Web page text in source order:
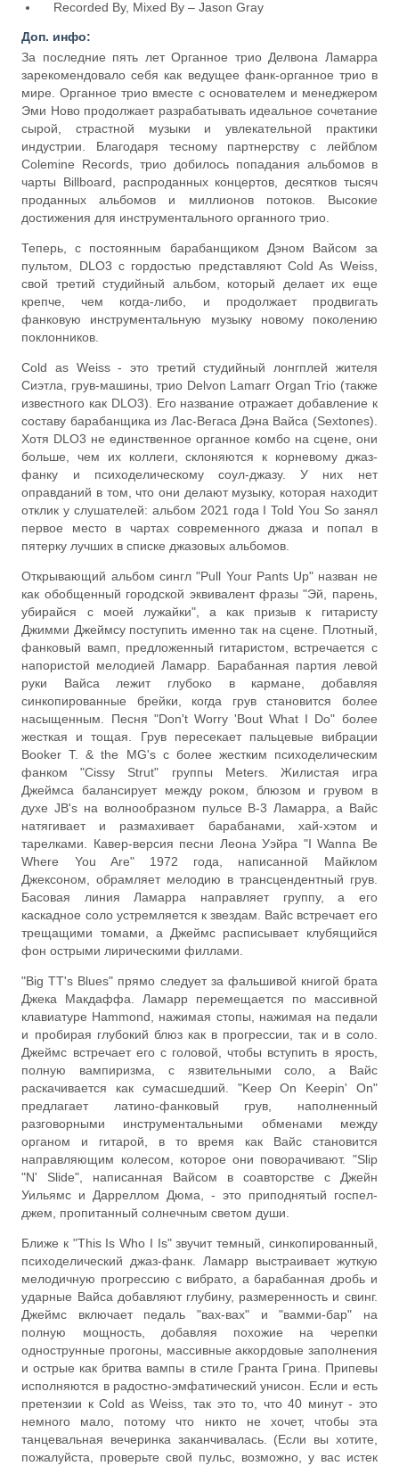
Recorded By, Mixed By – Jason Gray
Доп. инфо:
За последние пять лет Органное трио Делвона Ламарра
зарекомендовало себя как ведущее фанк-органное трио в
мире. Органное трио вместе с основателем и менеджером
Эми Ново продолжает разрабатывать идеальное сочетание
сырой, страстной музыки и увлекательной практики
индустрии. Благодаря тесному партнерству с лейблом
Colemine Records, трио добилось попадания альбомов в
чарты Billboard, распроданных концертов, десятков тысяч
проданных альбомов и миллионов потоков. Высокие
достижения для инструментального органного трио.
Теперь, с постоянным барабанщиком Дэном Вайсом за
пультом, DLO3 с гордостью представляют Cold As Weiss,
свой третий студийный альбом, который делает их еще
крепче, чем когда-либо, и продолжает продвигать
фанковую инструментальную музыку новому поколению
поклонников.
Cold as Weiss - это третий студийный лонгплей жителя
Сиэтла, грув-машины, трио Delvon Lamarr Organ Trio (также
известного как DLO3). Его название отражает добавление к
составу барабанщика из Лас-Вегаса Дэна Вайса (Sextones).
Хотя DLO3 не единственное органное комбо на сцене, они
больше, чем их коллеги, склоняются к корневому джаз-
фанку и психоделическому соул-джазу. У них нет
оправданий в том, что они делают музыку, которая находит
отклик у слушателей: альбом 2021 года I Told You So занял
первое место в чартах современного джаза и попал в
пятерку лучших в списке джазовых альбомов.
Открывающий альбом сингл "Pull Your Pants Up" назван не
как обобщенный городской эквивалент фразы "Эй, парень,
убирайся с моей лужайки", а как призыв к гитаристу
Джимми Джеймсу поступить именно так на сцене. Плотный,
фанковый вамп, предложенный гитаристом, встречается с
напористой мелодией Ламарр. Барабанная партия левой
руки Вайса лежит глубоко в кармане, добавляя
синкопированные брейки, когда грув становится более
насыщенным. Песня "Don't Worry 'Bout What I Do" более
жесткая и тощая. Грув пересекает пальцевые вибрации
Booker T. & the MG's с более жестким психоделическим
фанком "Cissy Strut" группы Meters. Жилистая игра
Джеймса балансирует между роком, блюзом и грувом в
духе JB's на волнообразном пульсе B-3 Ламарра, а Вайс
натягивает и размахивает барабанами, хай-хэтом и
тарелками. Кавер-версия песни Леона Уэйра "I Wanna Be
Where You Are" 1972 года, написанной Майклом
Джексоном, обрамляет мелодию в трансцендентный грув.
Басовая линия Ламарра направляет группу, а его
каскадное соло устремляется к звездам. Вайс встречает его
трещащими томами, а Джеймс расписывает клубящийся
фон острыми лирическими филлами.
"Big TT's Blues" прямо следует за фальшивой книгой брата
Джека Макдаффа. Ламарр перемещается по массивной
клавиатуре Hammond, нажимая стопы, нажимая на педали
и пробирая глубокий блюз как в прогрессии, так и в соло.
Джеймс встречает его с головой, чтобы вступить в ярость,
полную вампиризма, с язвительными соло, а Вайс
раскачивается как сумасшедший. "Keep On Keepin' On"
предлагает латино-фанковый грув, наполненный
разговорными инструментальными обменами между
органом и гитарой, в то время как Вайс становится
направляющим колесом, которое они поворачивают. "Slip
"N' Slide", написанная Вайсом в соавторстве с Джейн
Уильямс и Дарреллом Дюма, - это приподнятый госпел-
джем, пропитанный солнечным светом души.
Ближе к "This Is Who I Is" звучит темный, синкопированный,
психоделический джаз-фанк. Ламарр выстраивает жуткую
мелодичную прогрессию с вибрато, а барабанная дробь и
ударные Вайса добавляют глубину, размеренность и свинг.
Джеймс включает педаль "вах-вах" и "вамми-бар" на
полную мощность, добавляя похожие на черепки
однострунные прогоны, массивные аккордовые заполнения
и острые как бритва вампы в стиле Гранта Грина. Припевы
исполняются в радостно-эмфатический унисон. Если и есть
претензии к Cold as Weiss, так это то, что 40 минут - это
немного мало, потому что никто не хочет, чтобы эта
танцевальная вечеринка заканчивалась. (Если вы хотите,
пожалуйста, проверьте свой пульс, возможно, у вас истек